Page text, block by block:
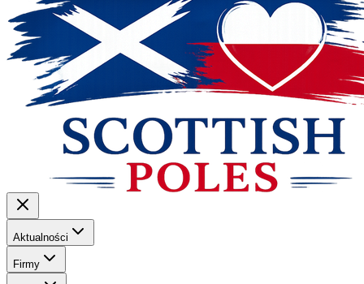
Aktualności
Firmy